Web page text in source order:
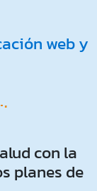
web y
con la
planes de